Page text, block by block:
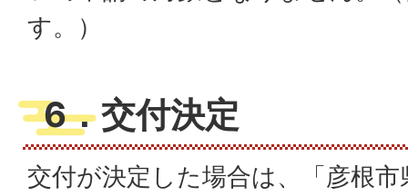
す。）
6．交付決定
交付が決定した場合は、「彦根